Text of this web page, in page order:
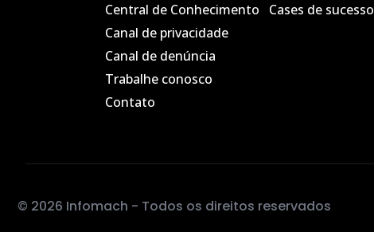
Central de Conhecimento
Canal de privacidade
Canal de denúncia
Trabalhe conosco
Contato
Cases de sucesso
© 2026 Infomach - Todos os direitos reservados